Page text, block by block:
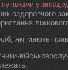
у
оздоровчого
які мають